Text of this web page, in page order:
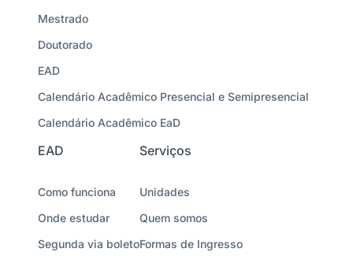
Mestrado
Doutorado
EAD
Calendário Acadêmico Presencial e Semipresencial
Calendário Acadêmico EaD
EAD
Como funciona
Onde estudar
Segunda via boleto
Serviços
Unidades
Quem somos
Formas de Ingresso